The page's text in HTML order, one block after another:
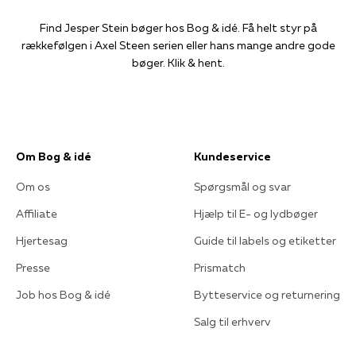
Find Jesper Stein bøger hos Bog & idé. Få helt styr på
rækkefølgen i Axel Steen serien eller hans mange andre gode
bøger. Klik & hent.
Om Bog & idé
Om os
Affiliate
Hjertesag
Presse
Job hos Bog & idé
Kundeservice
Spørgsmål og svar
Hjælp til E- og lydbøger
Guide til labels og etiketter
Prismatch
Bytteservice og returnering
Salg til erhverv